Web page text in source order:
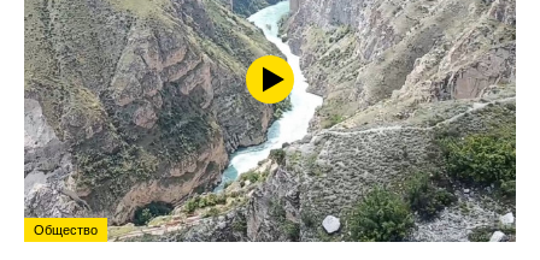
Общество